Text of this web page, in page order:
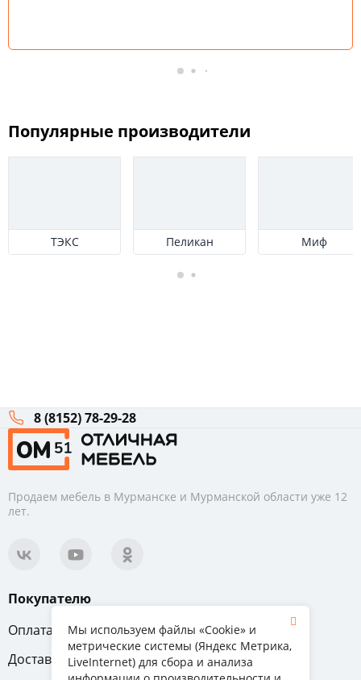
Популярные производители
ТЭКС Пеликан Миф
8 (8152) 78-29-28
Продаем мебель в Мурманске и Мурманской области уже 12
лет.
Покупателю
Оплата
Вопрос-ответ
Доставка
Обмен и возврат
Мы используем файлы «Cookie» и
метрические системы (Яндекс Метрика,
LiveInternet) для сбора и анализа